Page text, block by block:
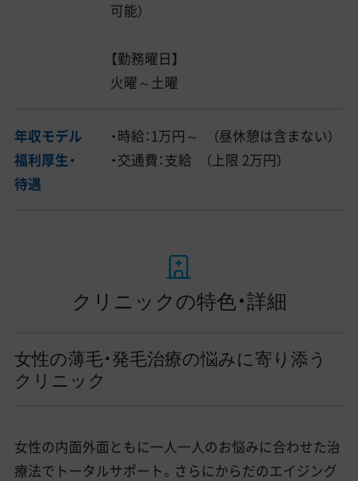
可能）
【勤務曜日】
火曜～土曜
年収モデル
福利厚生・
待遇
・時給：1万円～ （昼休憩は含まない）
・交通費：支給 （上限 2万円）
クリニックの特色・詳細
女性の薄毛・発毛治療の悩みに寄り添う
クリニック
女性の内面外面ともに一人一人のお悩みに合わせた治
療法でトータルサポート。さらにからだのエイジング